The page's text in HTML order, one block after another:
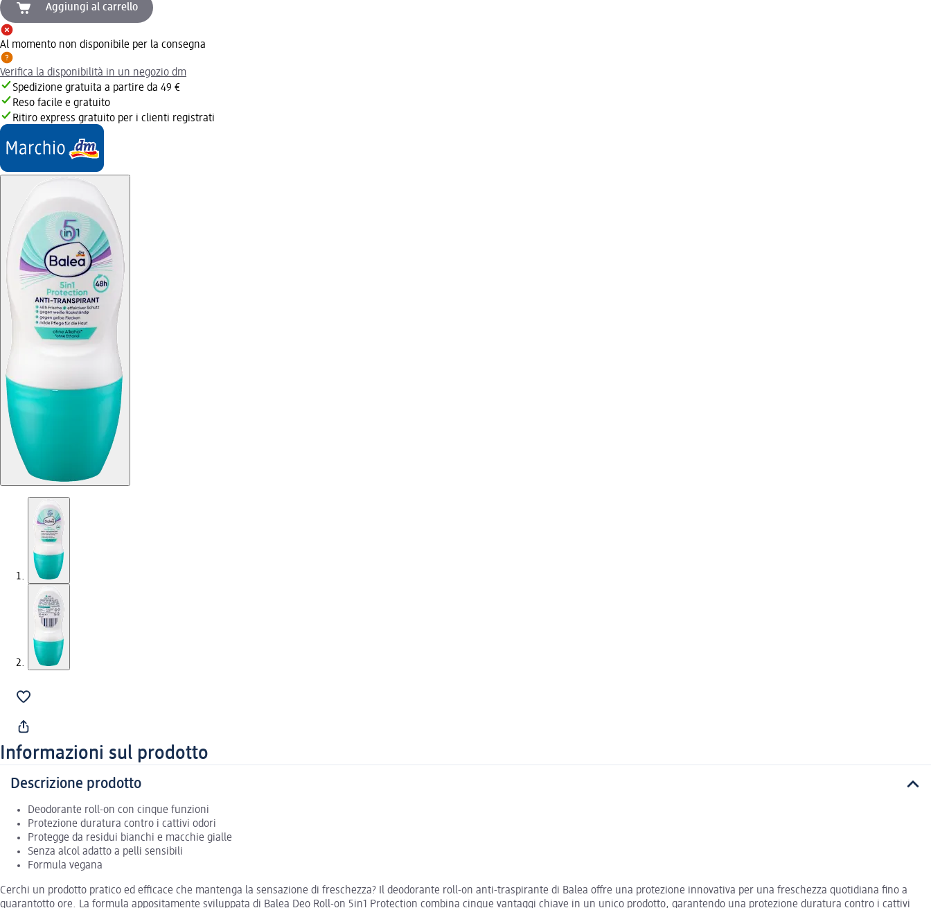
Aggiungi al carrello
Al momento non disponibile per la consegna
Verifica la disponibilità in un negozio dm
Spedizione gratuita a partire da 49 €
Reso facile e gratuito
Ritiro express gratuito per i clienti registrati
Informazioni sul prodotto
Descrizione prodotto
Deodorante roll-on con cinque funzioni
Protezione duratura contro i cattivi odori
Protegge da residui bianchi e macchie gialle
Senza alcol adatto a pelli sensibili
Formula vegana
Cerchi un prodotto pratico ed efficace che mantenga la sensazione di freschezza? Il deodorante roll-on anti-traspirante di Balea offre una protezione innovativa per una freschezza quotidiana fino a
quarantotto ore. La formula appositamente sviluppata di Balea Deo Roll-on 5in1 Protection combina cinque vantaggi chiave in un unico prodotto, garantendo una protezione duratura contro i cattivi